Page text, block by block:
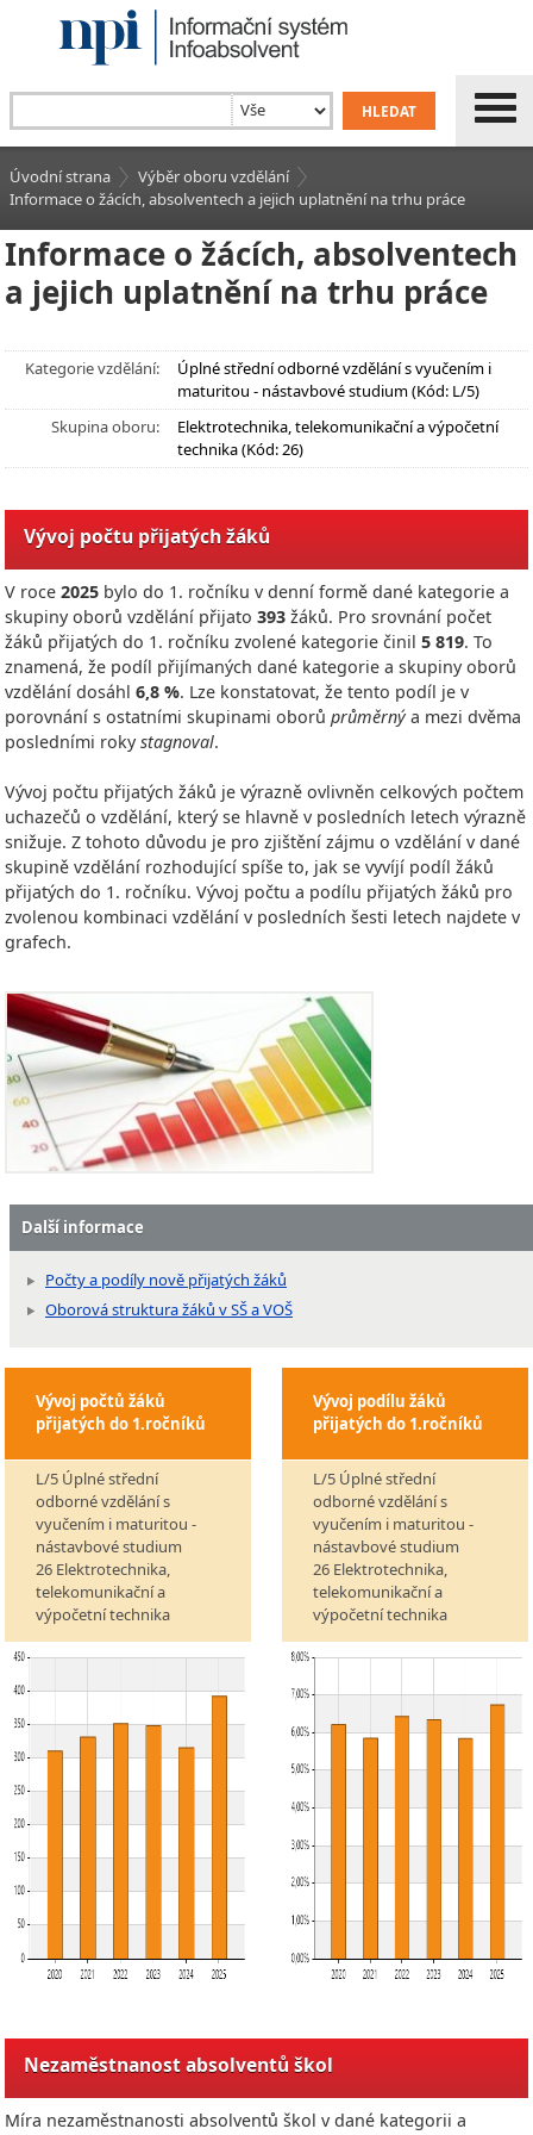
Úvodní strana
Výběr oboru vzdělání
Informace o žácích, absolventech a jejich uplatnění na trhu práce
Informace o žácích, absolventech
a jejich uplatnění na trhu práce
Kategorie vzdělání:
Úplné střední odborné vzdělání s vyučením i
maturitou - nástavbové studium (Kód: L/5)
Skupina oboru:
Elektrotechnika, telekomunikační a výpočetní
technika (Kód: 26)
Vývoj počtu přijatých žáků
V roce 2025 bylo do 1. ročníku v denní formě dané kategorie a
skupiny oborů vzdělání přijato 393 žáků. Pro srovnání počet
žáků přijatých do 1. ročníku zvolené kategorie činil 5 819. To
znamená, že podíl přijímaných dané kategorie a skupiny oborů
vzdělání dosáhl 6,8 %. Lze konstatovat, že tento podíl je v
porovnání s ostatními skupinami oborů průměrnýa mezi dvěma
posledními rokystagnoval.
Vývoj počtu přijatých žáků je výrazně ovlivněn celkových počtem
uchazečů o vzdělání, který se hlavně v posledních letech výrazně
snižuje. Z tohoto důvodu je pro zjištění zájmu o vzdělání v dané
skupině vzdělání rozhodující spíše to, jak se vyvíjí podíl žáků
přijatých do 1. ročníku. Vývoj počtu a podílu přijatých žáků pro
zvolenou kombinaci vzdělání v posledních šesti letech najdete v
grafech.
Další informace
Počty a podíly nově přijatých žáků
Oborová struktura žáků v SŠ a VOŠ
Vývoj počtů žáků
přijatých do 1.ročníků
L/5 Úplné střední
odborné vzdělání s
vyučením i maturitou -
nástavbové studium
26 Elektrotechnika,
telekomunikační a
výpočetní technika
Vývoj podílu žáků
přijatých do 1.ročníků
L/5 Úplné střední
odborné vzdělání s
vyučením i maturitou -
nástavbové studium
26 Elektrotechnika,
telekomunikační a
výpočetní technika
Nezaměstnanost absolventů škol
Míra nezaměstnanosti absolventů škol v dané kategorii a